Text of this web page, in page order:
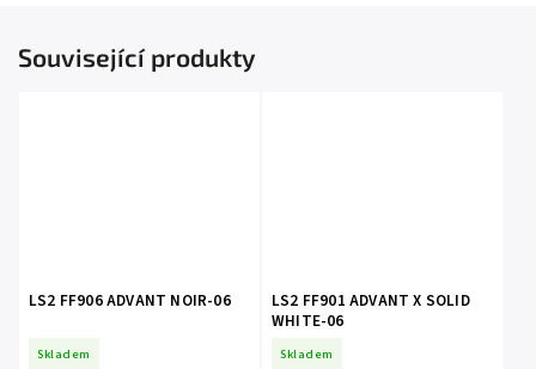
Související produkty
LS2 FF906 ADVANT NOIR-06
Skladem
LS2 FF901 ADVANT X SOLID
WHITE-06
Skladem